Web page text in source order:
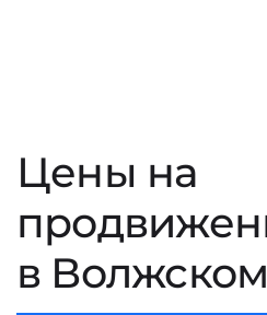
Цены на
в Волжском